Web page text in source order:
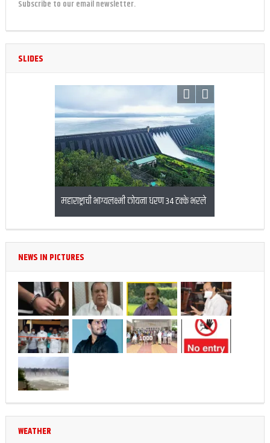
Subscribe to our email newsletter.
SLIDES
महाराष्ट्राची भाग्यलक्ष्मी कोयना धरण 34 टक्के भरले
NEWS IN PICTURES
WEATHER